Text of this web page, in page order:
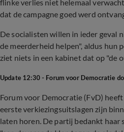
flinke verlies niet helemaal
dat de campagne goed werd
De socialisten willen in ieder geval
de meerderheid helpen", aldus hun
ziet niets in een kabinet dat op "de
Update 12:30 - Forum voor Democratie
Forum voor Democratie (FvD)
eerste verkiezingsuitslagen zijn
laten horen. De partij bedankt